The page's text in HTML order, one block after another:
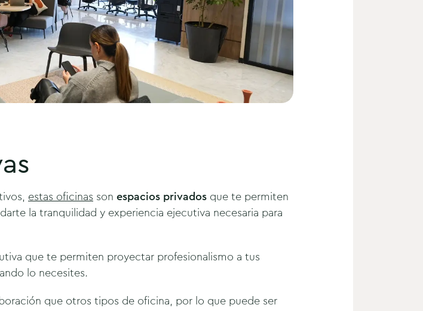
estas oficinas son espacios privados que te permiten
la tranquilidad y experiencia ejecutiva necesaria para
que te permiten proyectar profesionalismo a tus
lo necesites.
que otros tipos de oficina, por lo que puede ser